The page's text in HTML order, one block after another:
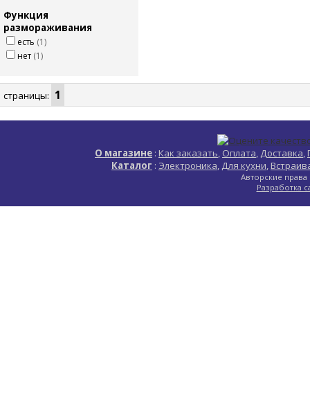
Функция
размораживания
есть (1)
нет (1)
страницы: 1
О магазине : Как заказать Оплата Доставка
Каталог : Электроника Для кухни
Авторские права
Разработка